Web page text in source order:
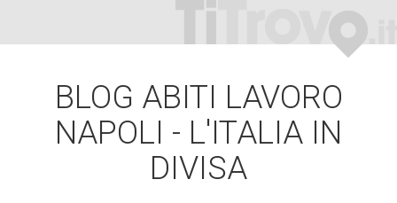
BLOG ABITI LAVORO
NAPOLI - L'ITALIA IN
DIVISA